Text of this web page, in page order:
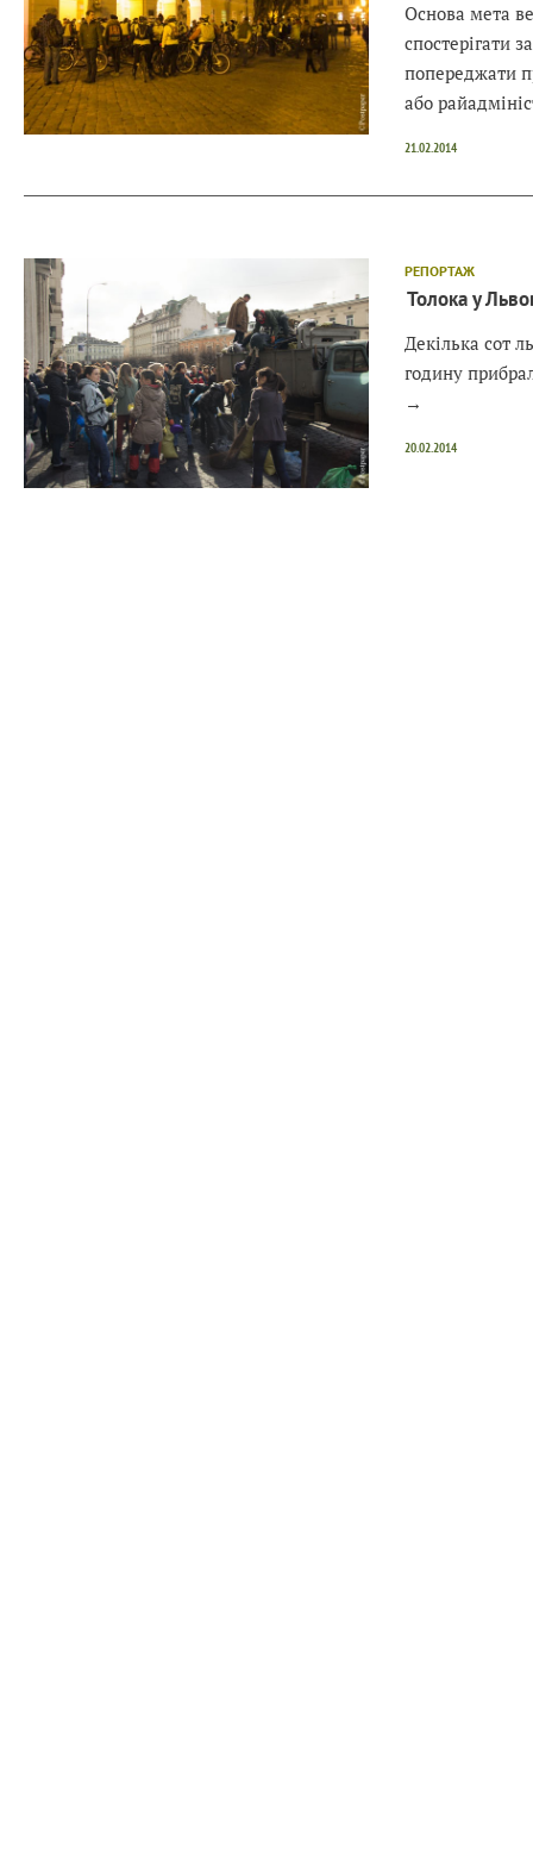
Основа мета
спостерігати
попереджати
або
21.02.2014
РЕПОРТАЖ
Толока у
Декілька сот
годину
→
20.02.2014